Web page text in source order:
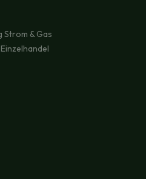
Strom & Gas